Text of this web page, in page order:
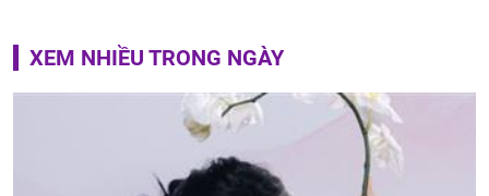
XEM NHIỀU TRONG NGÀY